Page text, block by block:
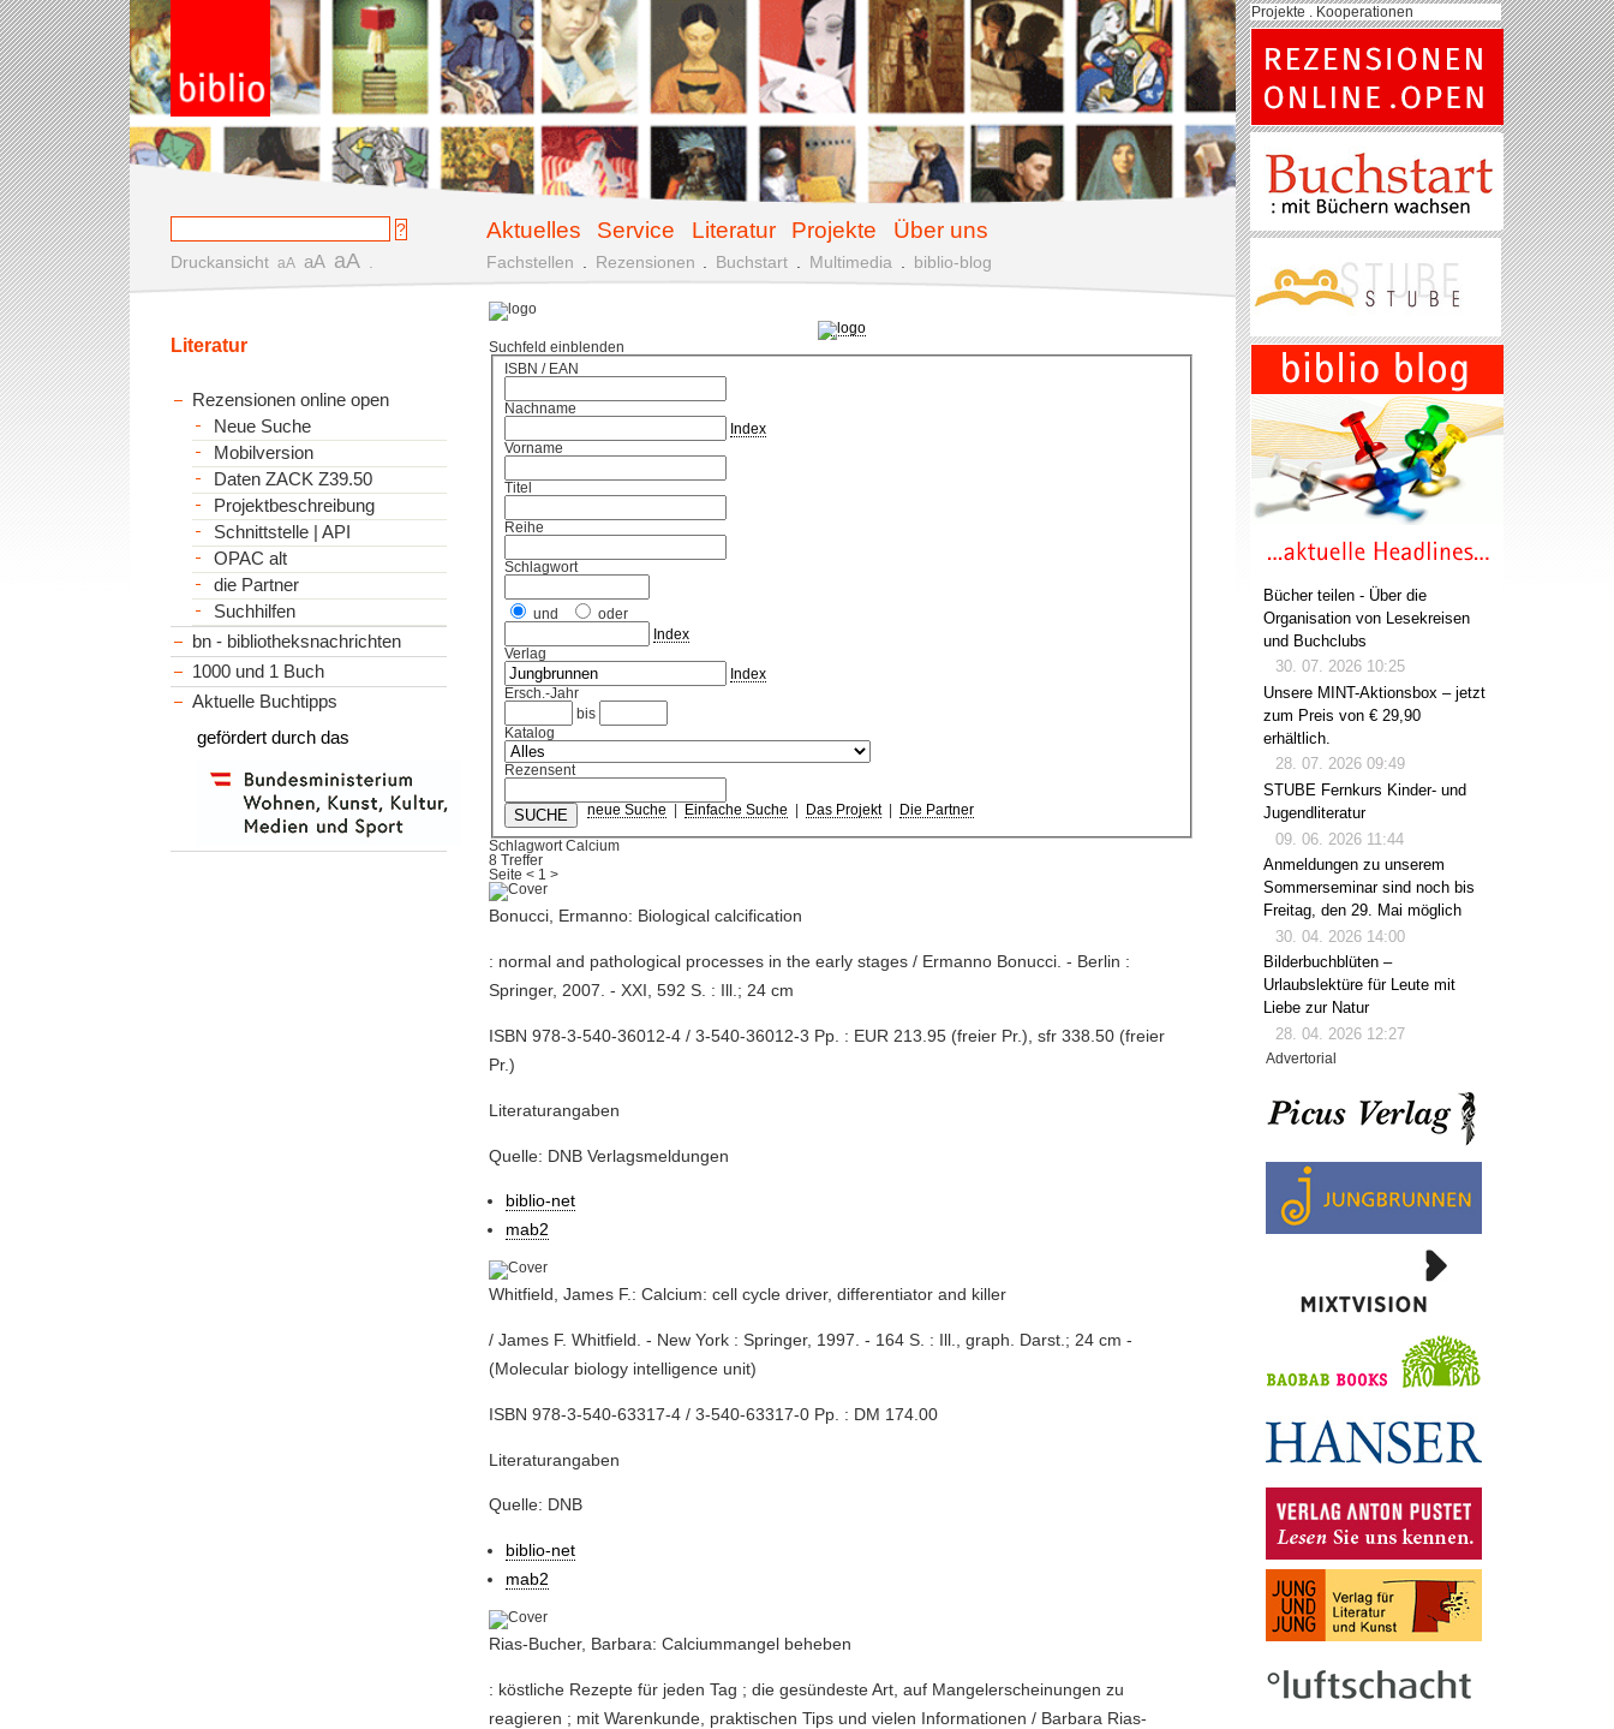
Aktuelles Service Literatur Projekte Über uns
Druckansicht aA aA aA Fachstellen Rezensionen Buchstart Multimedia biblio-blog
Suchfeld einblenden
ISBN / EAN
Nachname
Index
Vorname
Titel
Reihe
Schlagwort
und
oder
Index
Verlag
Index
Ersch.-Jahr
bis
Katalog
Rezensent
neue Suche Einfache Suche Das Projekt| Die Partner
Schlagwort Calcium
8 Treffer
Seite< 1 >
Bonucci, Ermanno: Biological calcification
: normal and pathological processes in the early stages / Ermanno Bonucci. - Berlin :
Springer, 2007. - XXI, 592 S. : Ill.; 24 cm
ISBN 978-3-540-36012-4 / 3-540-36012-3 Pp. : EUR 213.95 (freier Pr.), sfr 338.50 (freier
Pr.)
Literaturangaben
Quelle: DNB Verlagsmeldungen
biblio-net
mab2
Whitfield, James F.: Calcium: cell cycle driver, differentiator and killer
/ James F. Whitfield. - New York : Springer, 1997. - 164 S. : Ill., graph. Darst.; 24 cm -
(Molecular biology intelligence unit)
ISBN 978-3-540-63317-4 / 3-540-63317-0 Pp. : DM 174.00
Literaturangaben
Quelle: DNB
biblio-net
mab2
Rias-Bucher, Barbara: Calciummangel beheben
: köstliche Rezepte für jeden Tag ; die gesündeste Art, auf Mangelerscheinungen zu
reagieren ; mit Warenkunde, praktischen Tips und vielen Informationen / Barbara Rias-
Literatur
Rezensionen online open
Neue Suche
Mobilversion
Daten ZACK Z39.50
Projektbeschreibung
Schnittstelle | API
OPAC alt
die Partner
Suchhilfen
bn - bibliotheksnachrichten
1000 und 1 Buch
Aktuelle Buchtipps
gefördert durch das
Projekte . Kooperationen
Bücher teilen - Über die
Organisation von Lesekreisen
und Buchclubs
30. 07. 2026 10:25
Unsere MINT-Aktionsbox – jetzt
zum Preis von € 29,90
erhältlich.
28. 07. 2026 09:49
STUBE Fernkurs Kinder- und
Jugendliteratur
09. 06. 2026 11:44
Anmeldungen zu unserem
Sommerseminar sind noch bis
Freitag, den 29. Mai möglich
30. 04. 2026 14:00
Bilderbuchblüten –
Urlaubslektüre für Leute mit
Liebe zur Natur
28. 04. 2026 12:27
Advertorial